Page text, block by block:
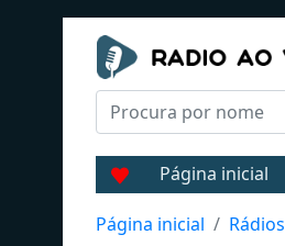
Página inicial
Página inicial Rádios